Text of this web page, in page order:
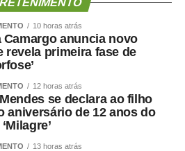
10 horas atrás
Camargo anuncia novo
revela primeira fase de
12 horas atrás
se declara ao filho
aniversário de 12 anos do
13 horas atrás